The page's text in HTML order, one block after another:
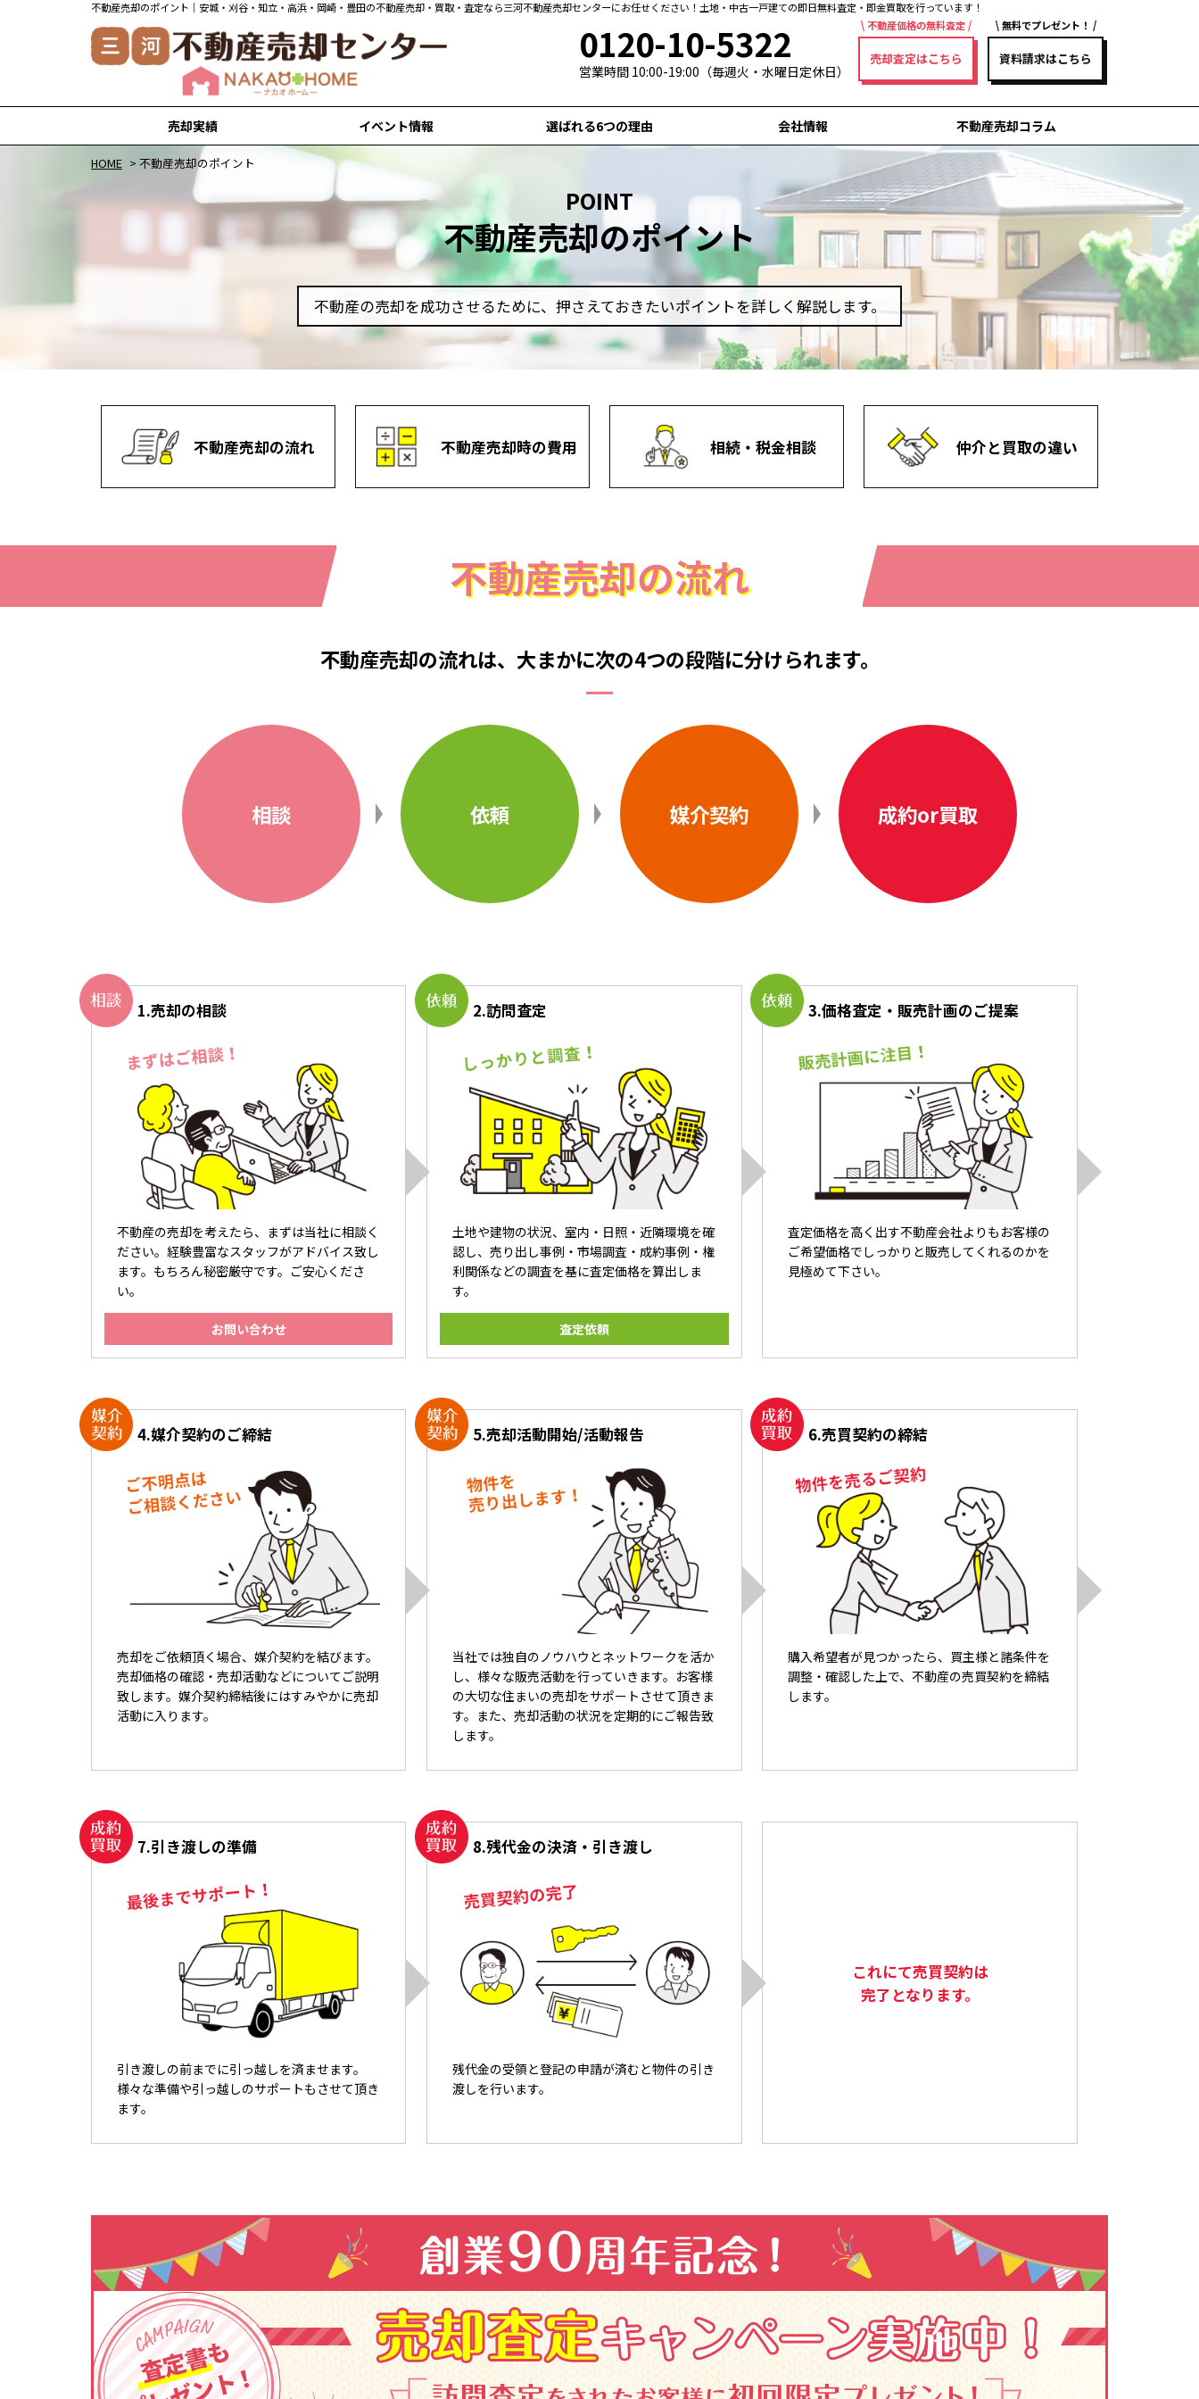
不動産売却のポイント｜安城・刈谷・知立・高浜・岡崎・豊田の不動産売却・買取・査定なら三河不動産売却センターにお任せください！土地・中古一戸建ての即日無料査定・即金買取を行っています！
0120-10-5322
営業時間 10:00-19:00（毎週火・水曜日定休日）
不動産価格の無料査定
売却査定はこちら
無料でプレゼント！
資料請求はこちら
売却実績
安城市の売却実績
刈谷市の売却実績
知立市の売却実績
高浜市の売却実績
岡崎市の売却実績
イベント情報 選ばれる6つの理由 会社情報 不動産売却コラム
HOME > 不動産売却のポイント
POINT
不動産売却のポイント
不動産の売却を成功させるために、 押さえておきたいポイントを詳しく解説します。
不動産売却の流れ 不動産売却時の費用 相続・税金相談 仲介と買取の違い
不動産売却の流れ
不動産売却の流れは、 大まかに次の4つの段階に分けられます。
相談 依頼 媒介契約 成約or買取
1.売却の相談
不動産の売却を考えたら、まずは当社に相談く
ださい。経験豊富なスタッフがアドバイス致し
ます。もちろん秘密厳守です。ご安心くださ
い。
お問い合わせ
2.訪問査定
土地や建物の状況、室内・日照・近隣環境を確
認し、売り出し事例・市場調査・成約事例・権
利関係などの調査を基に査定価格を算出しま
す。
査定依頼
3.価格査定・販売計画のご提案
査定価格を高く出す不動産会社よりもお客様の
ご希望価格でしっかりと販売してくれるのかを
見極めて下さい。
4.媒介契約のご締結
売却をご依頼頂く場合、媒介契約を結びます。
売却価格の確認・売却活動などについてご説明
致します。媒介契約締結後にはすみやかに売却
活動に入ります。
5.売却活動開始/活動報告
当社では独自のノウハウとネットワークを活か
し、様々な販売活動を行っていきます。お客様
の大切な住まいの売却をサポートさせて頂きま
す。また、売却活動の状況を定期的にご報告致
します。
6.売買契約の締結
購入希望者が見つかったら、買主様と諸条件を
調整・確認した上で、不動産の売買契約を締結
します。
7.引き渡しの準備
引き渡しの前までに引っ越しを済ませます。
様々な準備や引っ越しのサポートもさせて頂き
ます。
8.残代金の決済・引き渡し
残代金の受領と登記の申請が済むと物件の引き
渡しを行います。
これにて売買契約は
完了となります。